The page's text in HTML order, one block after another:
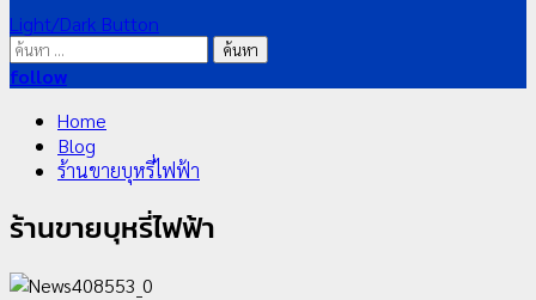
Light/Dark Button
ค้นหา
สำหรับ:
follow
Home
Blog
ร้านขายบุหรี่ไฟฟ้า
ร้านขายบุหรี่ไฟฟ้า